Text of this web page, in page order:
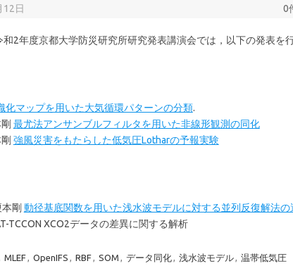
12日 0
2年度京都大学防災研究所研究発表講演会では，以下の発表を行
化マップを用いた大気循環パターンの分類.
最尤法アンサンブルフィルタを用いた非線形観測の同化
強風災害をもたらした低気圧Lotharの予報実験
剛 動径基底関数を用いた浅水波モデルに対する並列反復解法の
TCCON XCO2データの差異に関する解析
MLEF, OpenIFS , RBF, SOM , データ同化, 浅水波モデル, 温帯低気圧